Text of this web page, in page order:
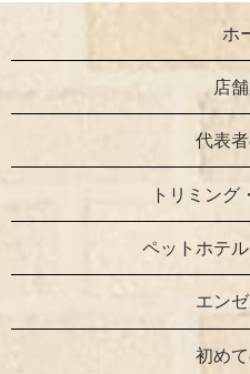
ホ
店
代表
トリミング
ペットホテ
エン
初め